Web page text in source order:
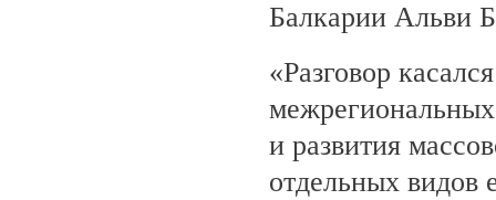
Балкарии Альви
«Разговор
и развития
отдельных видов